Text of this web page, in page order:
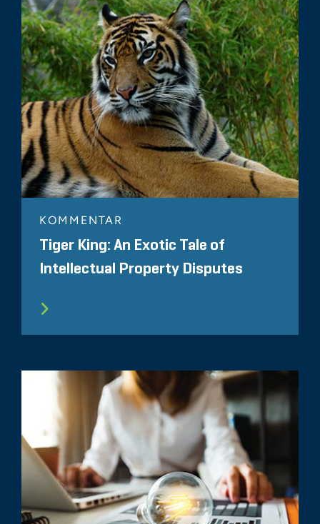
KOMMENTAR
Tiger King: An Exotic Tale of
Intellectual Property Disputes